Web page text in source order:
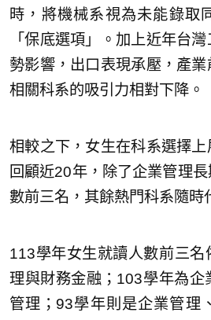
時，將機械系視為未能錄取
「保底選項」。加上近年台
勢影響，出口表現承壓，產
相關科系的吸引力相對下降。
相較之下，女生在科系選擇上
回顧近20年，除了企業管理
數前三名，其餘熱門科系隨時
113學年女生就讀人數前三名
理與財務金融；103學年為企
管理；93學年則是企業管理